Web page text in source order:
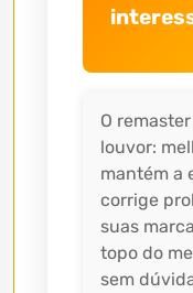
O
louvor:
mantém a
corrige
suas
topo do
sem